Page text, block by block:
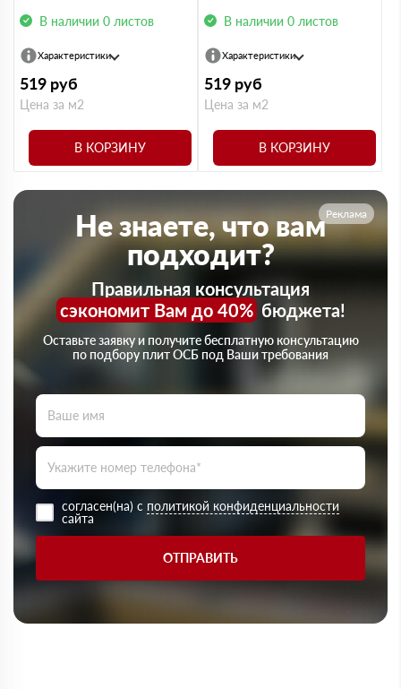
В наличии 0 листов
Характеристики
519 руб
Цена за м2
В КОРЗИНУ
В наличии 0 листов
Характеристики
519 руб
Цена за м2
В КОРЗИНУ
Реклама
Не знаете, что вам
подходит?
Правильная консультация
сэкономит Вам до 40%бюджета!
Оставьте заявку и получите бесплатную консультацию
по подбору плит ОСБ под Ваши требования
согласен(на) с политикой конфиденциальности
сайта
ОТПРАВИТЬ